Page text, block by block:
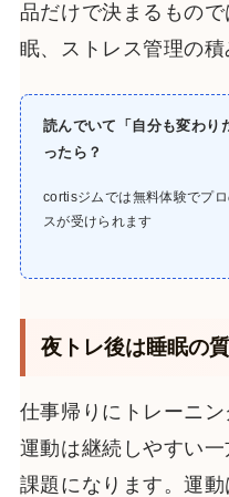
品だけで決まるもの
眠、ストレス管理の積
読んでいて「自分も変わり
ったら？
cortisジムでは無料体験でプロ
スが受けられます
夜トレ後は睡眠の
仕事帰りにトレーニ
運動は継続しやすい
課題になります。運